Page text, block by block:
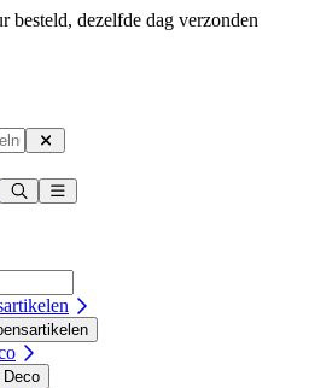
besteld, dezelfde dag verzonden
Deco